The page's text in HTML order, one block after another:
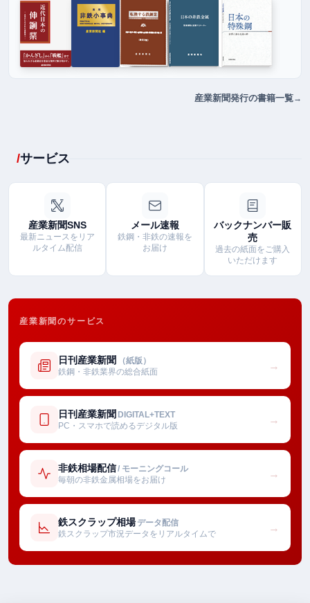
産業新聞発行の書籍一覧
サービス
産業新聞SNS
最新ニュースをリア
ルタイム配信
メール速報
鉄鋼・非鉄の速報を
お届け
バックナンバー販
売
過去の紙面をご購入
いただけます
産業新聞のサービス
日刊産業新聞 （紙版）
鉄鋼・非鉄業界の総合紙面
→
日刊産業新聞 DIGITAL+TEXT
PC・スマホで読めるデジタル版
→
非鉄相場配信/ モーニングコール
毎朝の非鉄金属相場をお届け
→
鉄スクラップ相場 データ配信
鉄スクラップ市況データをリアルタイムで
→